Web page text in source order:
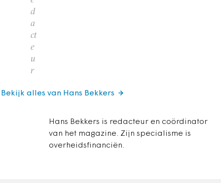
d
a
ct
e
u
r
Hans Bekkers is redacteur en coördinator
van het magazine. Zijn specialisme is
overheidsfinanciën.
Bekijk alles van Hans Bekkers